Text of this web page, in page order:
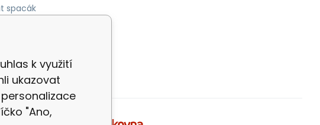
spacák
karimatku
k využití
ukazovat
"Ano,